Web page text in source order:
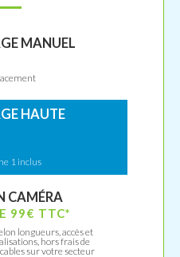
MANUEL
HAUTE
1 inclus
CAMÉRA
99€ TTC*
longueurs, accès et
hors frais de
sur votre secteur